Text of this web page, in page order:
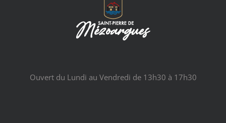
Ouvert du Lundi au Vendredi de 13h30 à 17h30